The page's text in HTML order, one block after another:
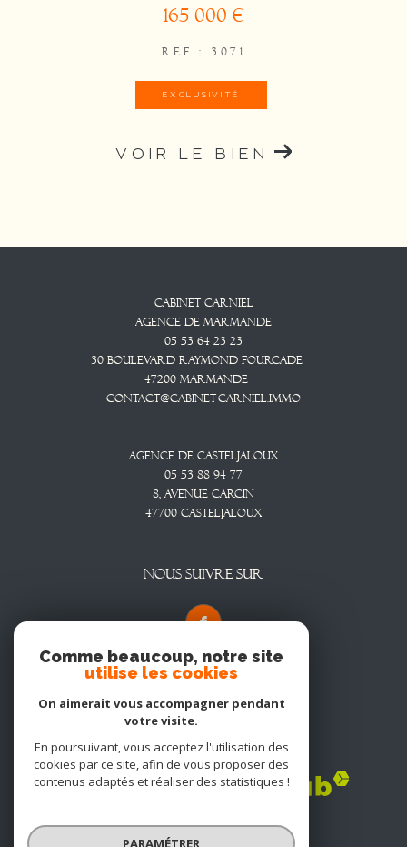
165 000 €
REF : 3071
EXCLUSIVITÉ
VOIR LE BIEN
Cabinet CARNIEL
Agence De Marmande
05 53 64 23 23
30 Boulevard Raymond Fourcade
47200
Marmande
contact@cabinet-carniel.immo
Agence De Casteljaloux
05 53 88 94 77
8, Avenue CARCIN
47700
CASTELJALOUX
NOUS SUIVRE SUR
Adhérents
Comme beaucoup, notre site
utilise les cookies
On aimerait vous accompagner pendant
votre visite.
En poursuivant, vous acceptez l'utilisation des
cookies par ce site, afin de vous proposer des
contenus adaptés et réaliser des statistiques !
PARAMÉTRER